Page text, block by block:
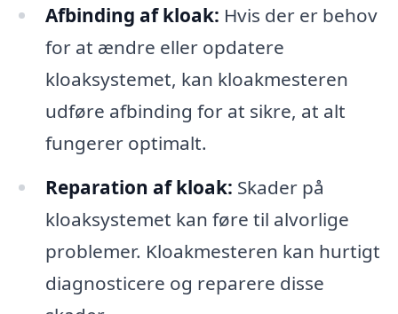
Afbinding af kloak: Hvis der er behov
for at ændre eller opdatere
kloaksystemet, kan kloakmesteren
udføre afbinding for at sikre, at alt
fungerer optimalt.
Reparation af kloak: Skader på
kloaksystemet kan føre til alvorlige
problemer. Kloakmesteren kan hurtigt
diagnosticere og reparere disse